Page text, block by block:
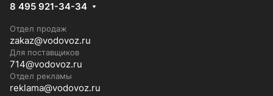
8 495 921-34-34
Отдел продаж
zakaz@vodovoz.ru
Для поставщиков
714@vodovoz.ru
Отдел рекламы
reklama@vodovoz.ru